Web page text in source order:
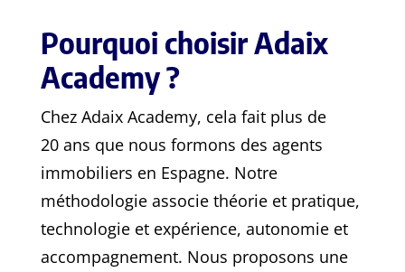
Pourquoi choisir Adaix
Academy ?
Chez Adaix Academy, cela fait plus de
20 ans que nous formons des agents
immobiliers en Espagne. Notre
méthodologie associe théorie et pratique,
technologie et expérience, autonomie et
accompagnement. Nous proposons une